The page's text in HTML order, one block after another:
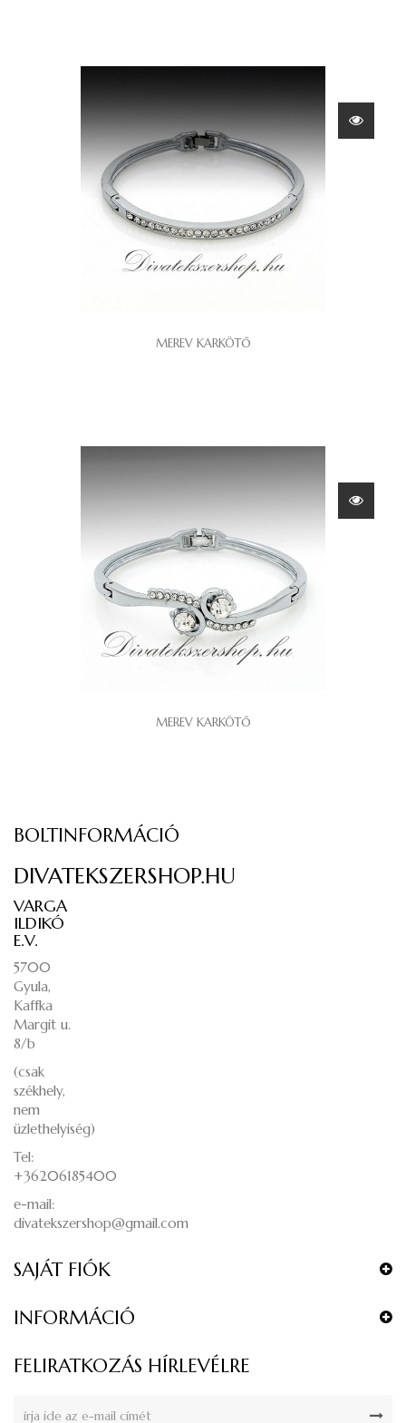
MEREV KARKÖTŐ
MEREV KARKÖTŐ
BOLTINFORMÁCIÓ
DIVATEKSZERSHOP.HU
VARGA
ILDIKÓ
E.V.
5700
Gyula,
Kaffka
Margit u.
8/b
(csak
székhely,
nem
üzlethelyiség)
Tel:
+36206185400
e-mail:
divatekszershop@gmail.com
SAJÁT FIÓK
INFORMÁCIÓ
FELIRATKOZÁS HÍRLEVÉLRE